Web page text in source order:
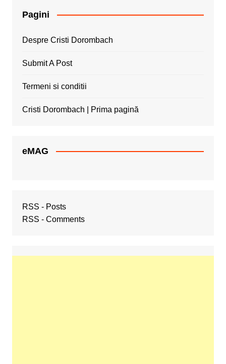
Pagini
Despre Cristi Dorombach
Submit A Post
Termeni si conditii
Cristi Dorombach | Prima pagină
eMAG
RSS - Posts
RSS - Comments